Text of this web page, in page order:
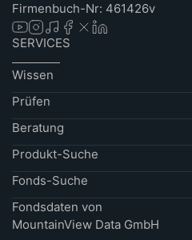
Firmenbuch-Nr: 461426v
SERVICES
Wissen
Prüfen
Beratung
Produkt-Suche
Fonds-Suche
Fondsdaten von
MountainView Data GmbH